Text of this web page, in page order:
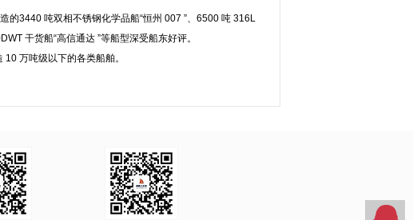
的3440 吨双相不锈钢化学品船“恒州 007 ”、6500 吨 316L
干货船“高信通达 ”等船型深受船东好评。
万吨级以下的各类船舶。